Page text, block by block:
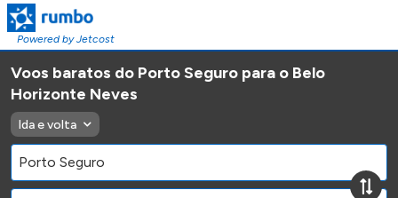
Powered by Jetcost
Voos baratos do Porto Seguro para o Belo
Horizonte Neves
Ida e volta